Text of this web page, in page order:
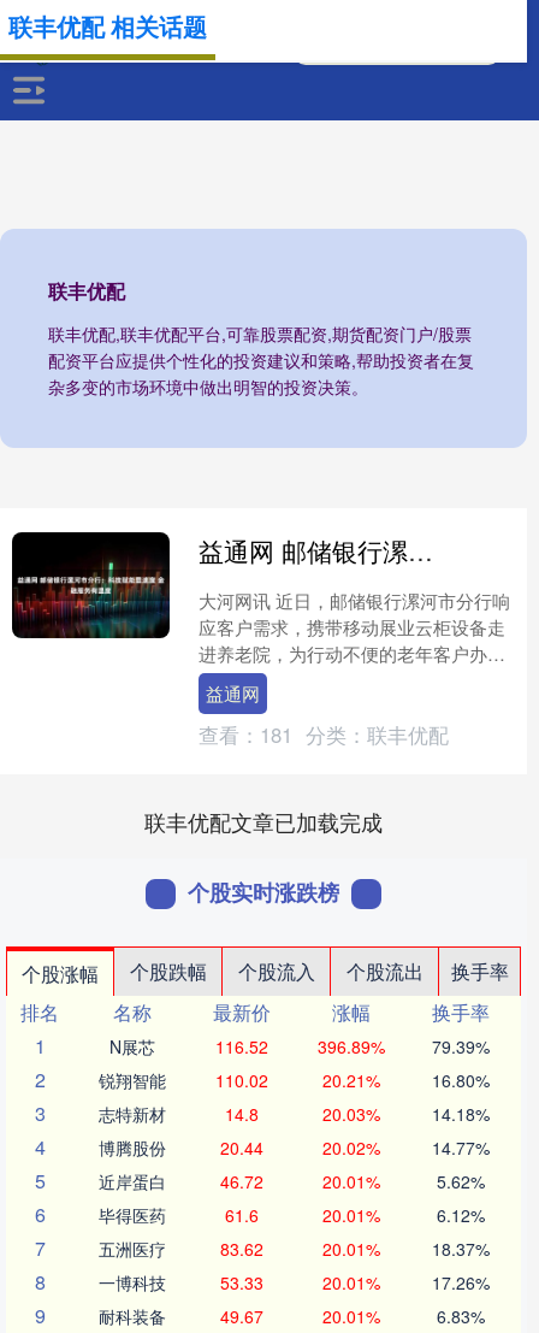
联丰优配
联丰优配,联丰优配平台,可靠股票配资,期货配资门户/股票
配资平台应提供个性化的投资建议和策略,帮助投资者在复
杂多变的市场环境中做出明智的投资决策。
联丰优配 相关话题
益通网 邮储银行漯河市分行：科技赋能显速度 金融服务有温度
大河网讯 近日，邮储银行漯河市分行响
应客户需求，携带移动展业云柜设备走
进养老院，为行动不便的老年客户办理
社保卡激活业务，让金融服务跨越距离
障碍，直达老年客户群体....
益通网
查看： 181 分类： 联丰优配
联丰优配文章已加载完成
个股实时涨跌榜
个股涨幅 个股跌幅 个股流入 个股流出
换手率
排名
名称 最新价 涨幅
换手率
1
N展芯 116.52 396.89% 79.39%
2 锐翔智能 110.02 20.21% 16.80%
3 志特新材 14.8 20.03% 14.18%
4 博腾股份 20.44 20.02% 14.77%
5 近岸蛋白 46.72 20.01% 5.62%
6 毕得医药 61.6 20.01% 6.12%
7 五洲医疗 83.62 20.01% 18.37%
8 一博科技 53.33 20.01% 17.26%
9 耐科装备 49.67 20.01% 6.83%